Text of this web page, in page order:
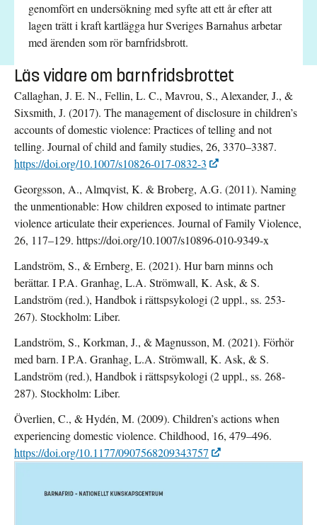
genomfört en undersökning med syfte att ett år efter att
lagen trätt i kraft kartlägga hur Sveriges Barnahus arbetar
med ärenden som rör barnfridsbrott.
Läs vidare om barnfridsbrottet
Callaghan, J. E. N., Fellin, L. C., Mavrou, S., Alexander, J., &
Sixsmith, J. (2017). The management of disclosure in children’s
accounts of domestic violence: Practices of telling and not
telling. Journal of child and family studies, 26, 3370–3387.
https://doi.org/10.1007/s10826-017-0832-3
Georgsson, A., Almqvist, K. & Broberg, A.G. (2011). Naming
the unmentionable: How children exposed to intimate partner
violence articulate their experiences. Journal of Family Violence,
26, 117–129. https://doi.org/10.1007/s10896-010-9349-x
Landström, S., & Ernberg, E. (2021). Hur barn minns och
berättar. I P.A. Granhag, L.A. Strömwall, K. Ask, & S.
Landström (red.), Handbok i rättspsykologi (2 uppl., ss. 253-
267). Stockholm: Liber.
Landström, S., Korkman, J., & Magnusson, M. (2021). Förhör
med barn. I P.A. Granhag, L.A. Strömwall, K. Ask, & S.
Landström (red.), Handbok i rättspsykologi (2 uppl., ss. 268-
287). Stockholm: Liber.
Överlien, C., & Hydén, M. (2009). Children’s actions when
experiencing domestic violence. Childhood, 16, 479–496.
https://doi.org/10.1177/0907568209343757